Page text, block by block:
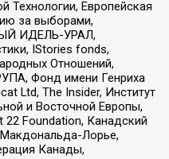
Технологии, Европейская
за выборами,
ИДЕЛЬ-УРАЛ,
IStories fonds,
Отношений,
Фонд имени Генриха
Ltd, The Insider, Институт
и Восточной Европы,
Foundation, Канадский
Макдональда-Лорье,
Канады,